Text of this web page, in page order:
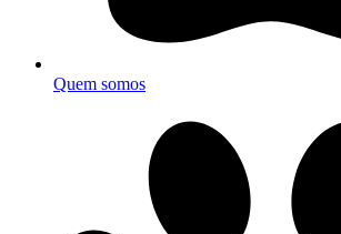
Quem somos